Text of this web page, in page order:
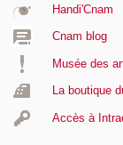
Handi'Cnam
Cnam blog
Musée des
La boutique
Accès à